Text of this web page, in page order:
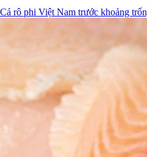
Cá rô phi Việt Nam trước khoảng